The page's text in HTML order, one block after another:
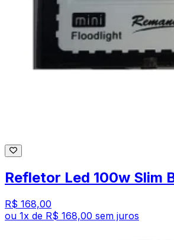
Refletor Led 100w Slim
R$ 168,00
ou 1x de R$ 168,00 sem juros